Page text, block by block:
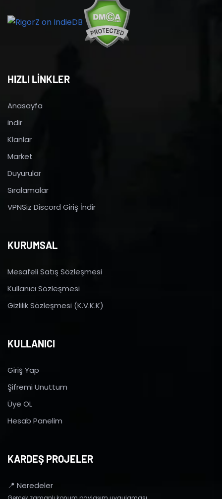
HIZLI LİNKLER
Anasayfa
indir
Klanlar
Market
Duyurular
Sıralamalar
VPNSiz Discord Giriş İndir
KURUMSAL
Mesafeli Satış Sözleşmesi
Kullanıcı Sözleşmesi
Gizlilik Sözleşmesi (K.V.K.K)
KULLANICI
Giriş Yap
Şifremi Unuttum
Üye OL
Hesab Panelim
KARDEŞ PROJELER
📍 Neredeler